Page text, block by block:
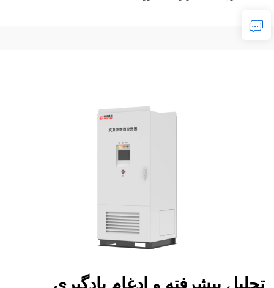
تحلیل پیشرفته و ادغام یادگیری